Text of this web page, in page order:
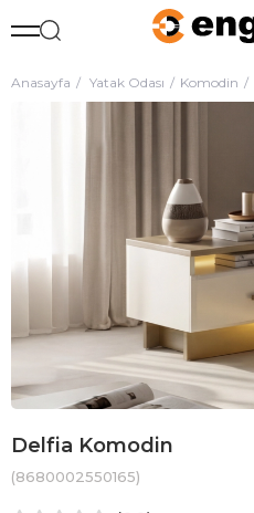
Anasayfa Yatak Odası Komodin
Delfia Komodin
(8680002550165)